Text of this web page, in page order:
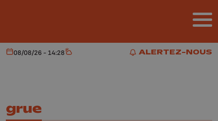
ALERTEZ-NOUS
ALERTEZ-NOUS
Aujourd'hui
08/08/26 - 14:28 Météo
grue